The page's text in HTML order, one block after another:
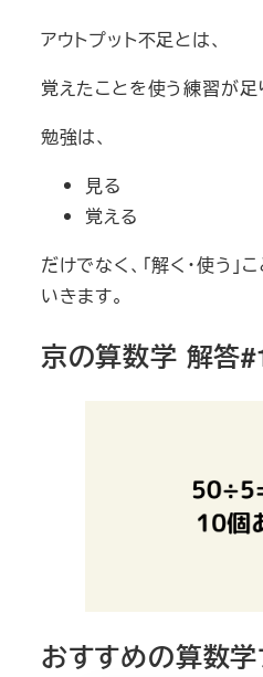
アウトプット不足とは、
覚えたことを使う練習が足
勉強は、
見る
覚える
だけでなく、「解く・使う
いきます。
京の算数学 解答
おすすめの算数